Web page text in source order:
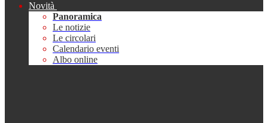
Novità
Panoramica
Le notizie
Le circolari
Calendario eventi
Albo online